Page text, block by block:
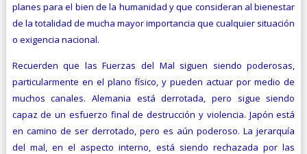
planes para el bien de la humanidad y que consideran al bienestar
de la totalidad de mucha mayor importancia que cualquier situación
o exigencia nacional.
Recuerden que las Fuerzas del Mal siguen siendo poderosas,
particularmente en el plano físico, y pueden actuar por medio de
muchos canales. Alemania está derrotada, pero sigue siendo
capaz de un esfuerzo final de destrucción y violencia. Japón está
en camino de ser derrotado, pero es aún poderoso. La jerarquía
del mal, en el aspecto interno, está siendo rechazada por las